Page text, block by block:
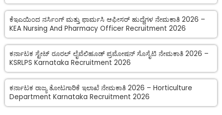
ಕೆಇಎಯಿಂದ ನರ್ಸಿಂಗ್ ಮತ್ತು ಫಾರ್ಮಸಿ ಆಫೀಸರ್ ಹುದ್ದೆಗಳ ನೇಮಕಾತಿ 2026 –
KEA Nursing And Pharmacy Officer Recruitment 2026
ಕರ್ನಾಟಕ ಸ್ಟೇಟ್ ರೂರಲ್ ಲೈವೆಲಿಹೂಡ್ ಪ್ರಮೋಷನ್ ಸೊಸೈಟಿ ನೇಮಕಾತಿ 2026 –
KSRLPS Karnataka Recruitment 2026
ಕರ್ನಾಟಕ ರಾಜ್ಯ ತೋಟಗಾರಿಕೆ ಇಲಾಖೆ ನೇಮಕಾತಿ 2026 – Horticulture
Department Karnataka Recruitment 2026